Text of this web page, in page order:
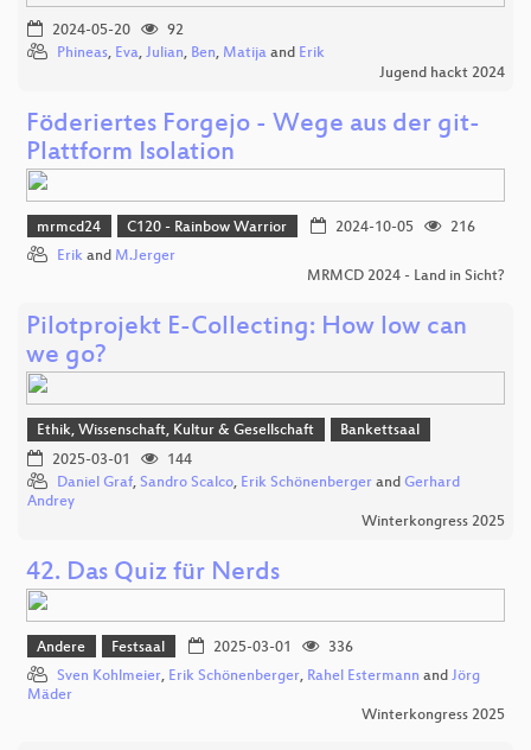
2024-05-20
92
Phineas, Eva, Julian, Ben, Matija and Erik
Jugend hackt 2024
Föderiertes Forgejo - Wege aus der git-
Plattform Isolation
mrmcd24 C120 - Rainbow Warrior 2024-10-05
216
Erik and M.Jerger
MRMCD 2024 - Land in Sicht?
Pilotprojekt E-Collecting: How low can
we go?
Ethik, Wissenschaft, Kultur & Gesellschaft
Bankettsaal
2025-03-01
144
Daniel Graf, Sandro Scalco, Erik Schönenberger and Gerhard
Andrey
Winterkongress 2025
42. Das Quiz für Nerds
Andere Festsaal 2025-03-01
336
Sven Kohlmeier, Erik Schönenberger, Rahel Estermann and Jörg
Mäder
Winterkongress 2025